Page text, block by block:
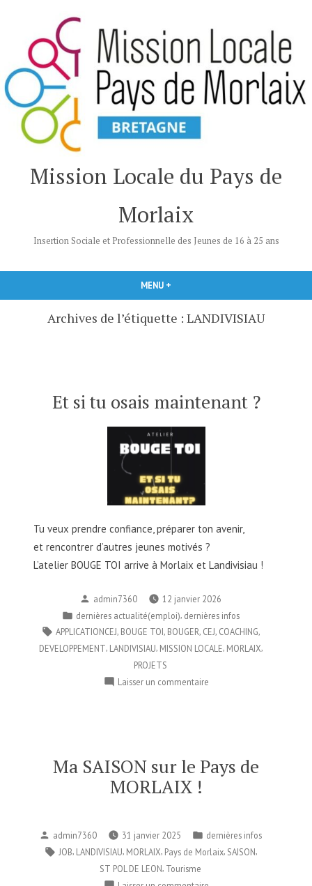
contenu
Mission Locale du Pays de
Morlaix
Insertion Sociale et Professionnelle des Jeunes de 16 à 25 ans
MENU +
Archives de l’étiquette : LANDIVISIAU
Et si tu osais maintenant ?
Tu veux prendre confiance, préparer ton avenir,
et rencontrer d’autres jeunes motivés ?
L’atelier BOUGE TOI arrive à Morlaix et Landivisiau !
Publié
par
admin7360
12 janvier 2026
Publié
dans
dernières actualité(emploi) dernières infos
Étiquettes :
APPLICATIONCEJ BOUGE TOI BOUGER CEJ COACHING
DEVELOPPEMENT, LANDIVISIAU, MISSION LOCALE, MORLAIX,
PROJETS
Laisser un commentairesur
maintenant
?
Ma SAISON sur le Pays de
MORLAIX !
Publié
par
admin7360 31 janvier 2025
Publié
dans
dernières infos
Étiquettes :
JOB, LANDIVISIAU, MORLAIX, Pays de Morlaix, SAISON,
ST POL DE LEON, Tourisme